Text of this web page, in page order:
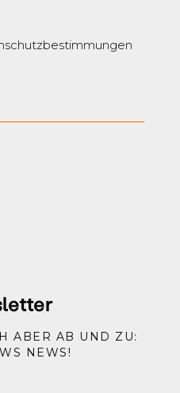
ABER AB UND ZU:
NEWS!